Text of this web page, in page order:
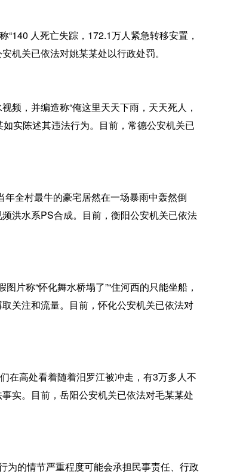
人死亡失踪，172.1万人紧急转移安置，
机关已依法对姚某某处以行政处罚。
，并编造称“俺这里天天下雨，天天死人，
实陈述其违法行为。目前，常德公安机关已
全村最牛的豪宅居然在一场暴雨中轰然倒
洪水系PS合成。目前，衡阳公安机关已依法
称“怀化舞水桥塌了”“住河西的只能坐船，
关注和流量。目前，怀化公安机关已依法对
在高处看着随着汨罗江被冲走，有3万多人不
实。目前，岳阳公安机关已依法对毛某某处
的情节严重程度可能会承担民事责任、行政